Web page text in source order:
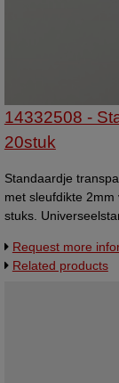
14332508 -
20stuk
Standaardje
met sleufdikte
stuks.
Request more
Related products